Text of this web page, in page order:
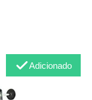
Adicionado